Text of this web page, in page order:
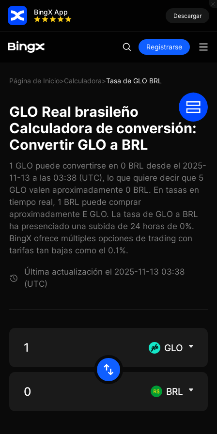
BingX App Descargar
Registrarse
Página de Inicio>Calculadora>Tasa de GLO BRL
GLO Real brasileño
Calculadora de conversión:
Convertir GLO a BRL
1 GLO puede convertirse en 0 BRL desde el 2025-
11-13 a las 03:38 (UTC), lo que quiere decir que 5
GLO valen aproximadamente 0 BRL. En tasas en
tiempo real, 1 BRL puede comprar
aproximadamente E GLO. La tasa de GLO a BRL
ha presenciado una subida de 24 horas de 0%.
BingX ofrece múltiples opciones de trading con
tarifas tan bajas como el 0.1%.
Última actualización el 2025-11-13 03:38
(UTC)
GLO
BRL